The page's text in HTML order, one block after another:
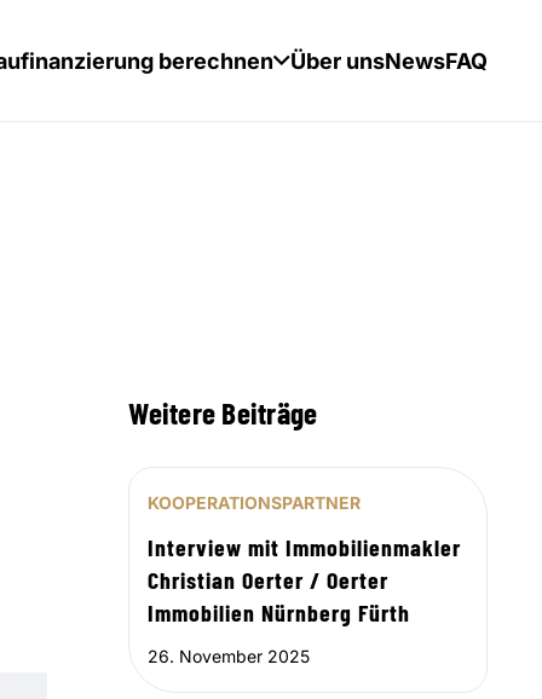
berechnen Über unsNewsFAQ
Weitere Beiträge
KOOPERATIONSPARTNER
Interview mit Immobilienmakler
Christian Oerter / Oerter
Immobilien Nürnberg Fürth
26. November 2025